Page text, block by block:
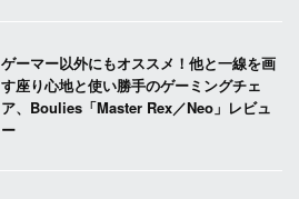
ゲーマー以外にもオススメ！他と一線を画
す座り心地と使い勝手のゲーミングチェ
ア、Boulies「Master Rex／Neo」レビュ
ー